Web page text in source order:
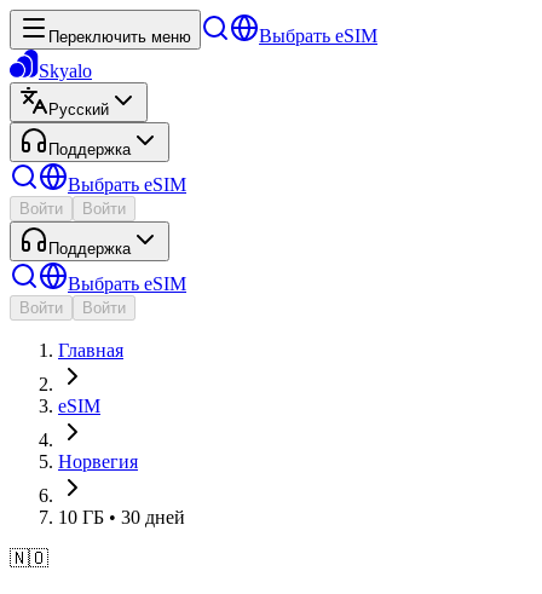
Переключить меню
Выбрать eSIM
Skyalo
Русский
Поддержка
Выбрать eSIM
Войти Войти
Поддержка
Выбрать eSIM
Войти Войти
Главная
eSIM
Норвегия
10 ГБ • 30 дней
🇳🇴